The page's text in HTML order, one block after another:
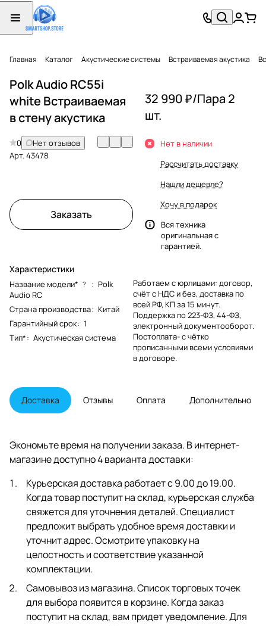
Главная Каталог Акустические системы Встраиваемая акустика
Polk Audio RC55i
white Встраиваемая
в стену акустика
0
Нет отзывов
Арт.43478
Заказать
Характеристики
Название модели* ? : Polk
Audio RC
Страна производства: Китай
Гарантийный срок: 1
Тип*: Акустическая система
32 990 ₽/Пара 2
шт.
Нет в наличии
Рассчитать доставку
Нашли дешевле?
Хочу в подарок
Вся техника
оригинальная с
гарантией.
Работаем с юрлицами: договор,
счёт с НДС и без, доставка по
всей РФ, КП за 15 минут.
Поддержка по 223-ФЗ, 44-ФЗ,
электронный документооборот.
Постоплата- с чётко
прописанными всеми условиями
в договоре.
Доставка Отзывы Оплата Дополнительно
Экономьте время на получении заказа. В интернет-
магазине доступно 4 варианта доставки:
Курьерская доставка работает с 9.00 до 19.00.
Когда товар поступит на склад, курьерская служба
свяжется для уточнения деталей. Специалист
предложит выбрать удобное время доставки и
уточнит адрес. Осмотрите упаковку на
целостность и соответствие указанной
комплектации.
Самовывоз из магазина. Список торговых точек
для выбора появится в корзине. Когда заказ
поступит на склад, вам придет уведомление. Для